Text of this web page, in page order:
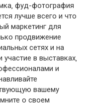
фуд-фотография
лучше всего и что
маркетинг для
продвижение
сетях и на
в выставках‚
и
вашему
о своем